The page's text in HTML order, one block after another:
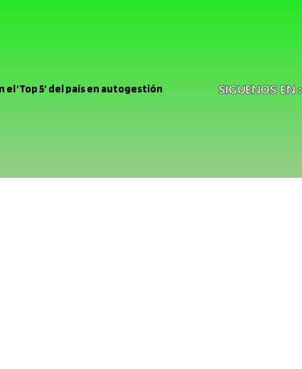
‘Top 5’ del país en autogestión
por la mínima ante la Universidad
Policial junto a Carabineros y
SIGUENOS EN :